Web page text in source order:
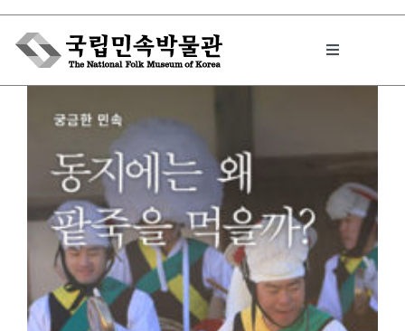
Skip
content
Toggle
박물관에서는
민속이야기
민속 인사이드